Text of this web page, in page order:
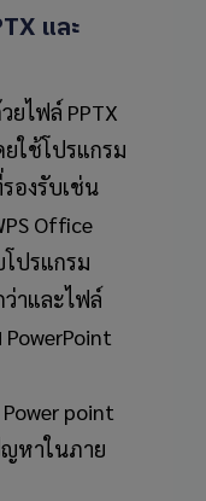
และ
ยไฟล์ PPTX
ยใช้โปรแกรม
องรับเช่น
Office
ปรแกรม
ว่าและไฟล์
point
หาในภาย